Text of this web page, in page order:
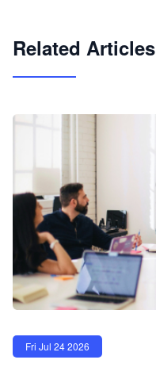
Related Articles
Fri Jul 24 2026